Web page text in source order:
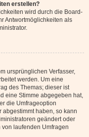
erstellen?
wird durch die Board-
Antwortmöglichkeiten als
ursprünglichen Verfasser,
werden. Um eine
des Themas; dieser ist
eine Stimme abgegeben hat,
die Umfrageoption
haben, so kann
geändert oder
laufenden Umfragen